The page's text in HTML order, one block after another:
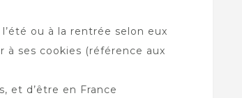
ou à la rentrée selon eux
à ses cookies (référence aux
et d’être en France